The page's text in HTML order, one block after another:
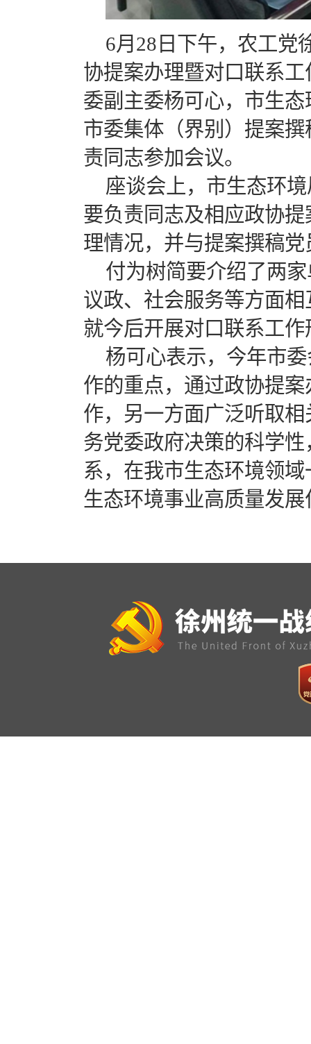
6月28日下午，农工党
协提案办理暨对口联系
委副主委杨可心，市生
市委集体（界别）提案
责同志参加会议。
座谈会上，市生态环
要负责同志及相应政协
理情况，并与提案撰稿
付为树简要介绍了两
议政、社会服务等方面
就今后开展对口联系工
杨可心表示，今年市
作的重点，通过政协提
作，另一方面广泛听取
务党委政府决策的科学
系，在我市生态环境领
生态环境事业高质量发